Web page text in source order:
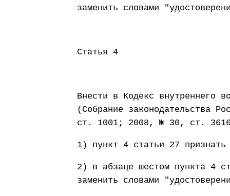
заменить словами
Статья 4
Внести в Кодекс внутреннего
(Собрание законодательства
ст. 1001; 2008, № 30, ст.
1) пункт 4 статьи 27 признать
2) в абзаце шестом пункта 4
заменить словами